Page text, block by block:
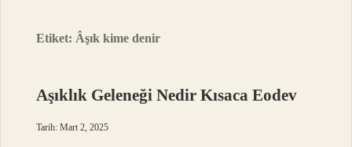
Etiket: Âşık kime denir
Aşıklık Geleneği Nedir Kısaca Eodev
Tarih: Mart 2, 2025